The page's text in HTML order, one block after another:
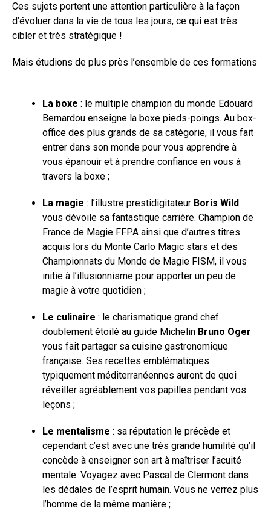
Ces sujets portent une attention particulière à la façon
d’évoluer dans la vie de tous les jours, ce qui est très
cibler et très stratégique !
Mais étudions de plus près l’ensemble de ces formations
:
La boxe : le multiple champion du monde Edouard
Bernardou enseigne la boxe pieds-poings. Au box-
office des plus grands de sa catégorie, il vous fait
entrer dans son monde pour vous apprendre à
vous épanouir et à prendre confiance en vous à
travers la boxe ;
La magie : l’illustre prestidigitateur Boris Wild
vous dévoile sa fantastique carrière. Champion de
France de Magie FFPA ainsi que d’autres titres
acquis lors du Monte Carlo Magic stars et des
Championnats du Monde de Magie FISM, il vous
initie à l’illusionnisme pour apporter un peu de
magie à votre quotidien ;
Le culinaire : le charismatique grand chef
doublement étoilé au guide Michelin Bruno Oger
vous fait partager sa cuisine gastronomique
française. Ses recettes emblématiques
typiquement méditerranéennes auront de quoi
réveiller agréablement vos papilles pendant vos
leçons ;
Le mentalisme : sa réputation le précède et
cependant c’est avec une très grande humilité qu’il
concède à enseigner son art à maîtriser l’acuité
mentale. Voyagez avec Pascal de Clermont dans
les dédales de l’esprit humain. Vous ne verrez plus
l’homme de la même manière ;